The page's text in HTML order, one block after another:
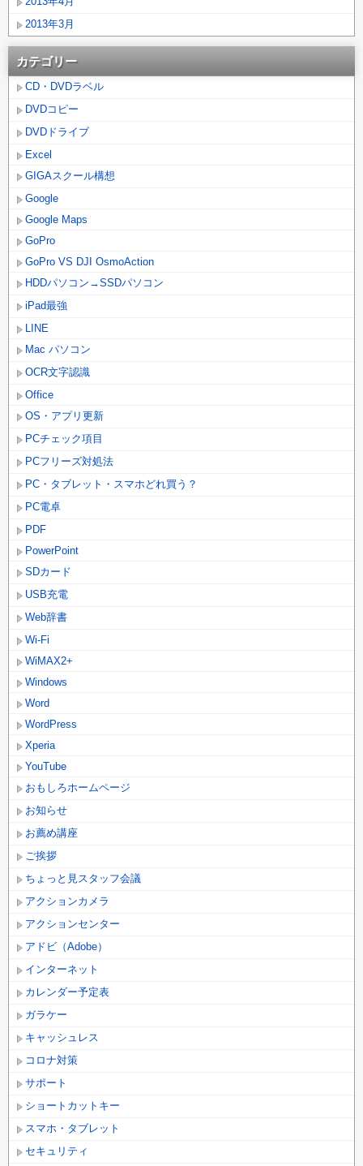
2013年3月
カテゴリー
CD・DVDラベル
DVDコピー
DVDドライブ
Excel
GIGAスクール構想
Google
Google Maps
GoPro
GoPro VS DJI OsmoAction
HDDパソコン→SSDパソコン
iPad最強
LINE
Mac パソコン
OCR文字認識
Office
OS・アプリ更新
PCチェック項目
PCフリーズ対処法
PC・タブレット・スマホどれ買う？
PC電卓
PDF
PowerPoint
SDカード
USB充電
Web辞書
Wi-Fi
WiMAX2+
Windows
Word
WordPress
Xperia
YouTube
おもしろホームページ
お知らせ
お薦め講座
ご挨拶
ちょっと見スタッフ会議
アクションカメラ
アクションセンター
アドビ（Adobe）
インターネット
カレンダー予定表
ガラケー
キャッシュレス
コロナ対策
サポート
ショートカットキー
スマホ・タブレット
セキュリティ